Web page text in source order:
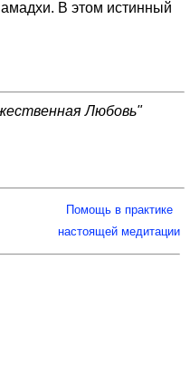
В этом истинный
Любовь"
Помощь в практике
настоящей медитации